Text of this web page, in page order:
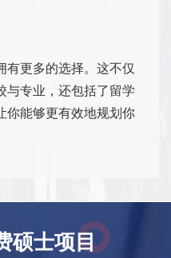
有更多的选择。这不仅
与专业，还包括了留学
你能够更有效地规划你
硕士项目